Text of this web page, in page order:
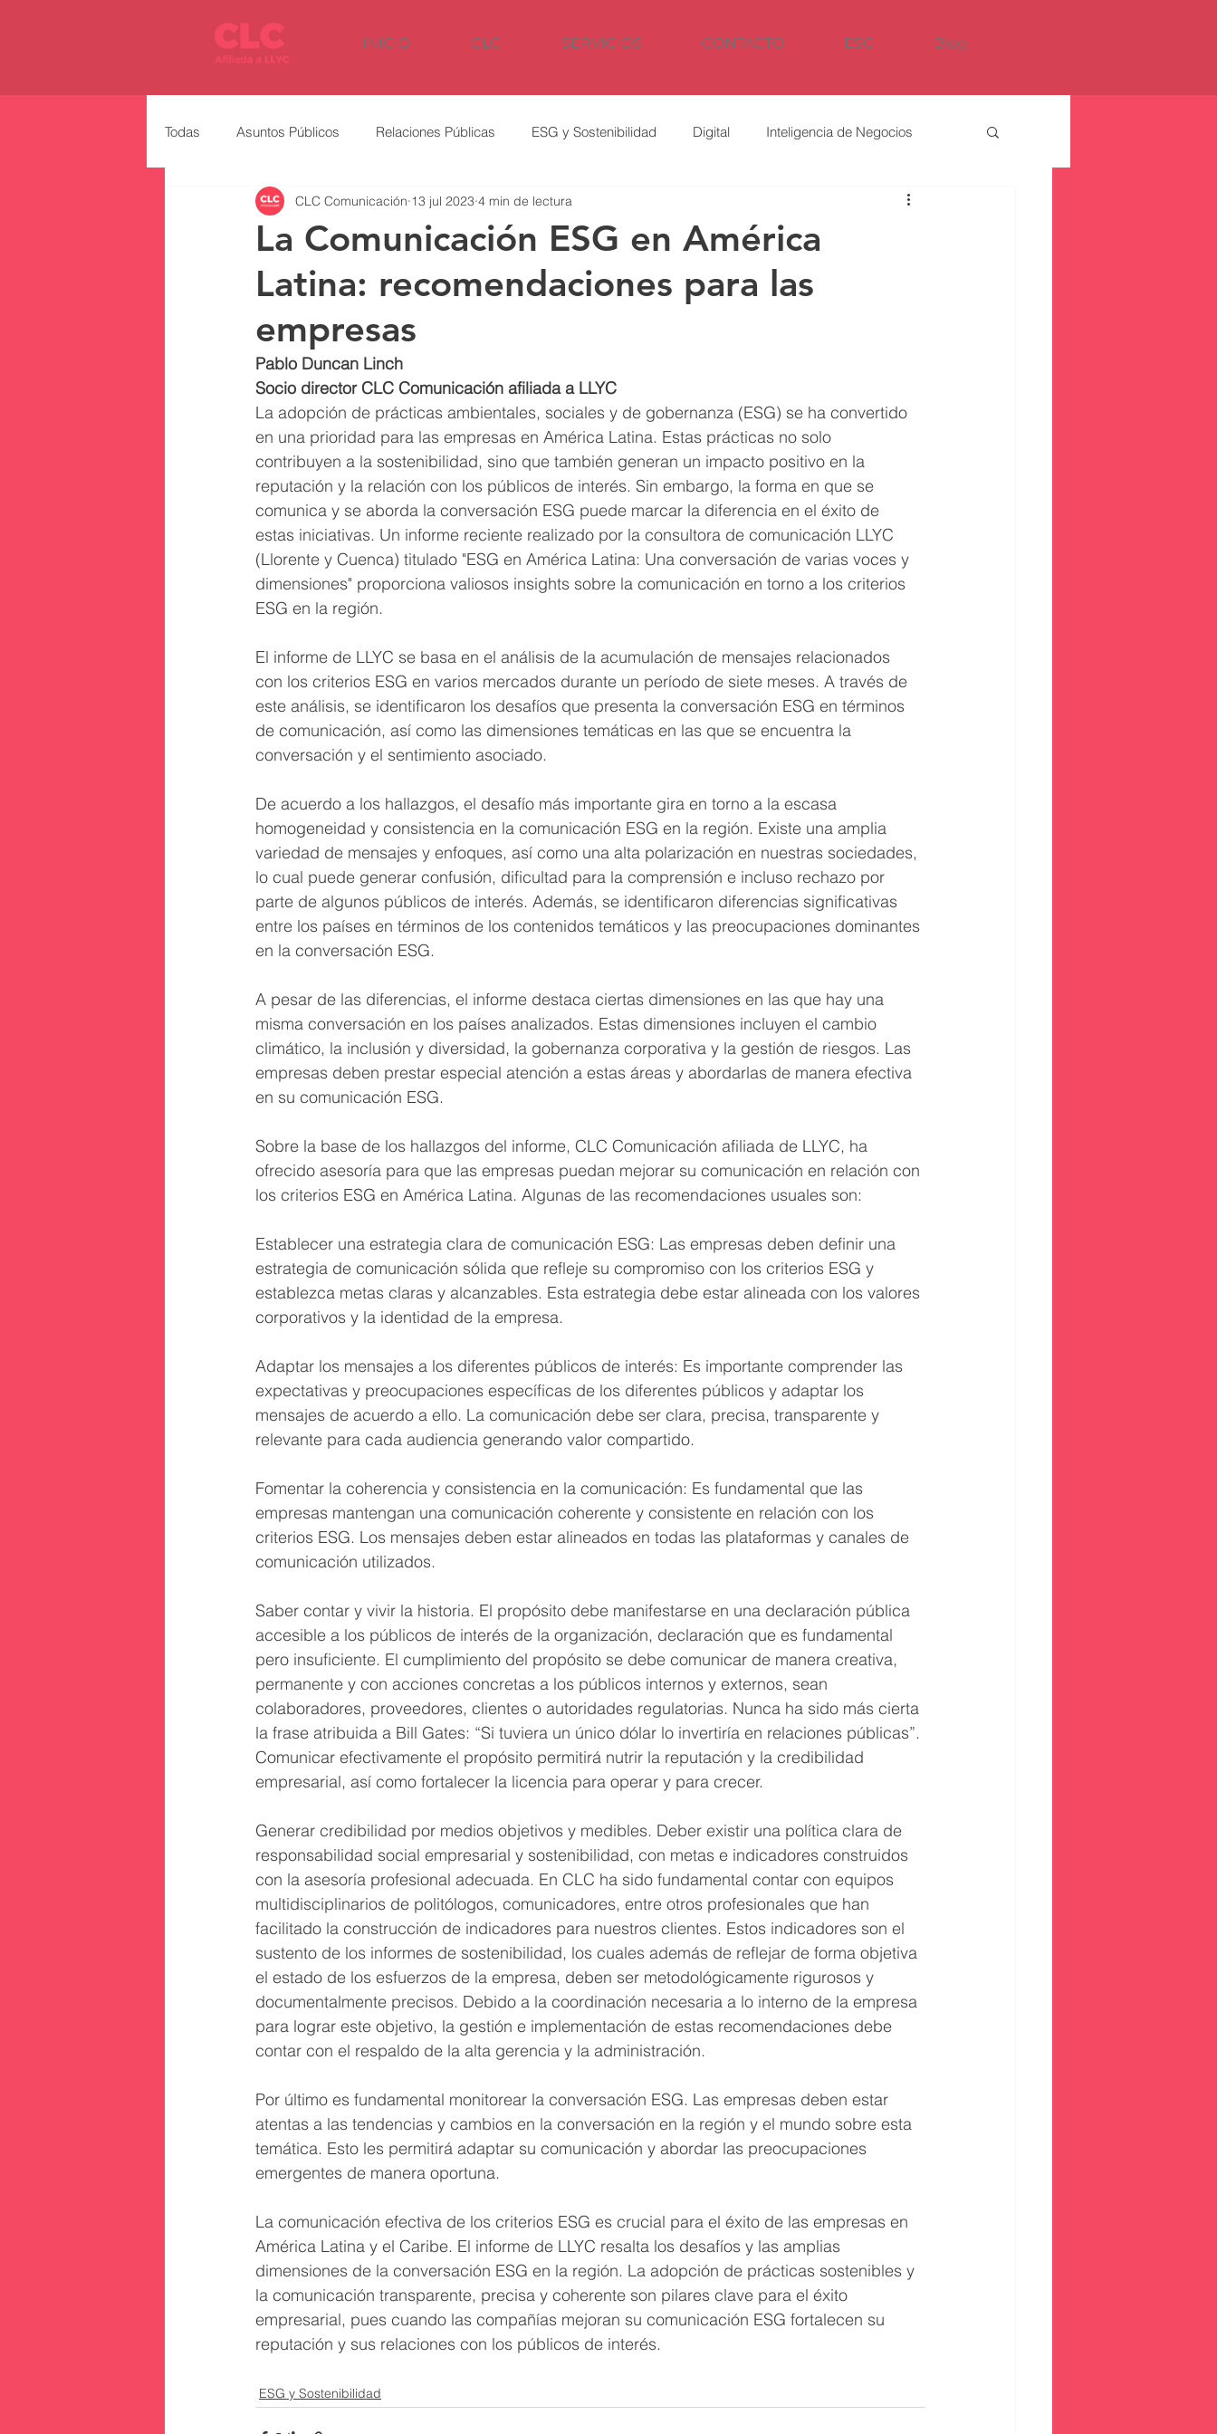
INICIO CLC SERVICIOS CONTACTO ESG Blog
Todas Asuntos Públicos Relaciones Públicas ESG y Sostenibilidad Digital Inteligencia de Negocios
La Comunicación ESG en América
Latina: recomendaciones para las
empresas
CLC Comunicación 13 jul 2023 4 min de lectura
Pablo Duncan Linch
Socio director CLC Comunicación afiliada a LLYC
La adopción de prácticas ambientales, sociales y de gobernanza (ESG) se ha convertido
en una prioridad para las empresas en América Latina. Estas prácticas no solo
contribuyen a la sostenibilidad, sino que también generan un impacto positivo en la
reputación y la relación con los públicos de interés. Sin embargo, la forma en que se
comunica y se aborda la conversación ESG puede marcar la diferencia en el éxito de
estas iniciativas. Un informe reciente realizado por la consultora de comunicación LLYC
(Llorente y Cuenca) titulado "ESG en América Latina: Una conversación de varias voces y
dimensiones" proporciona valiosos insights sobre la comunicación en torno a los criterios
ESG en la región.
El informe de LLYC se basa en el análisis de la acumulación de mensajes relacionados
con los criterios ESG en varios mercados durante un período de siete meses. A través de
este análisis, se identificaron los desafíos que presenta la conversación ESG en términos
de comunicación, así como las dimensiones temáticas en las que se encuentra la
conversación y el sentimiento asociado.
De acuerdo a los hallazgos, el desafío más importante gira en torno a la escasa
homogeneidad y consistencia en la comunicación ESG en la región. Existe una amplia
variedad de mensajes y enfoques, así como una alta polarización en nuestras sociedades,
lo cual puede generar confusión, dificultad para la comprensión e incluso rechazo por
parte de algunos públicos de interés. Además, se identificaron diferencias significativas
entre los países en términos de los contenidos temáticos y las preocupaciones dominantes
en la conversación ESG.
A pesar de las diferencias, el informe destaca ciertas dimensiones en las que hay una
misma conversación en los países analizados. Estas dimensiones incluyen el cambio
climático, la inclusión y diversidad, la gobernanza corporativa y la gestión de riesgos. Las
empresas deben prestar especial atención a estas áreas y abordarlas de manera efectiva
en su comunicación ESG.
Sobre la base de los hallazgos del informe, CLC Comunicación afiliada de LLYC, ha
ofrecido asesoría para que las empresas puedan mejorar su comunicación en relación con
los criterios ESG en América Latina. Algunas de las recomendaciones usuales son:
Establecer una estrategia clara de comunicación ESG: Las empresas deben definir una
estrategia de comunicación sólida que refleje su compromiso con los criterios ESG y
establezca metas claras y alcanzables. Esta estrategia debe estar alineada con los valores
corporativos y la identidad de la empresa.
Adaptar los mensajes a los diferentes públicos de interés: Es importante comprender las
expectativas y preocupaciones específicas de los diferentes públicos y adaptar los
mensajes de acuerdo a ello. La comunicación debe ser clara, precisa, transparente y
relevante para cada audiencia generando valor compartido.
Fomentar la coherencia y consistencia en la comunicación: Es fundamental que las
empresas mantengan una comunicación coherente y consistente en relación con los
criterios ESG. Los mensajes deben estar alineados en todas las plataformas y canales de
comunicación utilizados.
Saber contar y vivir la historia. El propósito debe manifestarse en una declaración pública
accesible a los públicos de interés de la organización, declaración que es fundamental
pero insuficiente. El cumplimiento del propósito se debe comunicar de manera creativa,
permanente y con acciones concretas a los públicos internos y externos, sean
colaboradores, proveedores, clientes o autoridades regulatorias. Nunca ha sido más cierta
la frase atribuida a Bill Gates: “Si tuviera un único dólar lo invertiría en relaciones públicas”.
Comunicar efectivamente el propósito permitirá nutrir la reputación y la credibilidad
empresarial, así como fortalecer la licencia para operar y para crecer.
Generar credibilidad por medios objetivos y medibles. Deber existir una política clara de
responsabilidad social empresarial y sostenibilidad, con metas e indicadores construidos
con la asesoría profesional adecuada. En CLC ha sido fundamental contar con equipos
multidisciplinarios de politólogos, comunicadores, entre otros profesionales que han
facilitado la construcción de indicadores para nuestros clientes. Estos indicadores son el
sustento de los informes de sostenibilidad, los cuales además de reflejar de forma objetiva
el estado de los esfuerzos de la empresa, deben ser metodológicamente rigurosos y
documentalmente precisos. Debido a la coordinación necesaria a lo interno de la empresa
para lograr este objetivo, la gestión e implementación de estas recomendaciones debe
contar con el respaldo de la alta gerencia y la administración.
Por último es fundamental monitorear la conversación ESG. Las empresas deben estar
atentas a las tendencias y cambios en la conversación en la región y el mundo sobre esta
temática. Esto les permitirá adaptar su comunicación y abordar las preocupaciones
emergentes de manera oportuna.
La comunicación efectiva de los criterios ESG es crucial para el éxito de las empresas en
América Latina y el Caribe. El informe de LLYC resalta los desafíos y las amplias
dimensiones de la conversación ESG en la región. La adopción de prácticas sostenibles y
la comunicación transparente, precisa y coherente son pilares clave para el éxito
empresarial, pues cuando las compañías mejoran su comunicación ESG fortalecen su
reputación y sus relaciones con los públicos de interés.
ESG y Sostenibilidad